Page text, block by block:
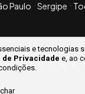
e tecnologias
de Privacidade e, ao
Paulo Sergipe
H I J M